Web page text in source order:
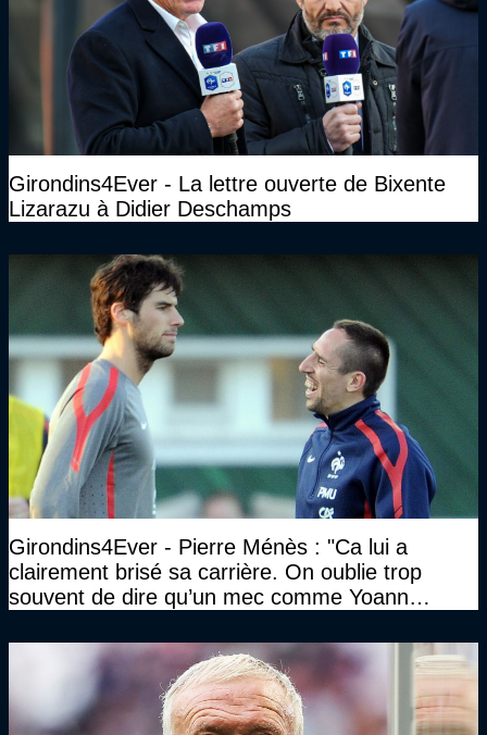
Girondins4Ever - La lettre ouverte de Bixente
Lizarazu à Didier Deschamps
Girondins4Ever - Pierre Ménès : "Ca lui a
clairement brisé sa carrière. On oublie trop
souvent de dire qu’un mec comme Yoann